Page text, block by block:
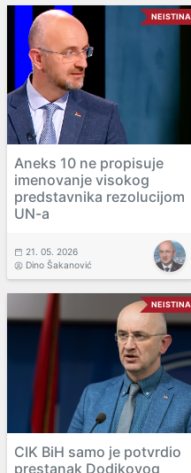
NEISTINA
Aneks 10 ne propisuje
imenovanje visokog
predstavnika rezolucijom
UN-a
21. 05. 2026
Dino Šakanović
NEISTINA
CIK BiH samo je potvrdio
prestanak Dodikovog